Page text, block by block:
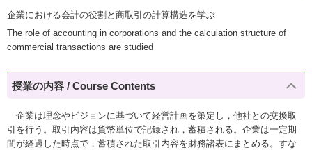
企業における会計の役割と商取引の計算構造を学ぶ
The role of accounting in corporations and the calculation structure of
commercial transactions are studied
授業の内容 / Course Contents
企業は理念やビジョンに基づいて経営計画を策定し，他社との交換取
引を行う。取引内容は貨幣単位で記録され，蓄積される。企業は一定期
間が経過した時点で，蓄積された取引内容を財務諸表にまとめる。すな